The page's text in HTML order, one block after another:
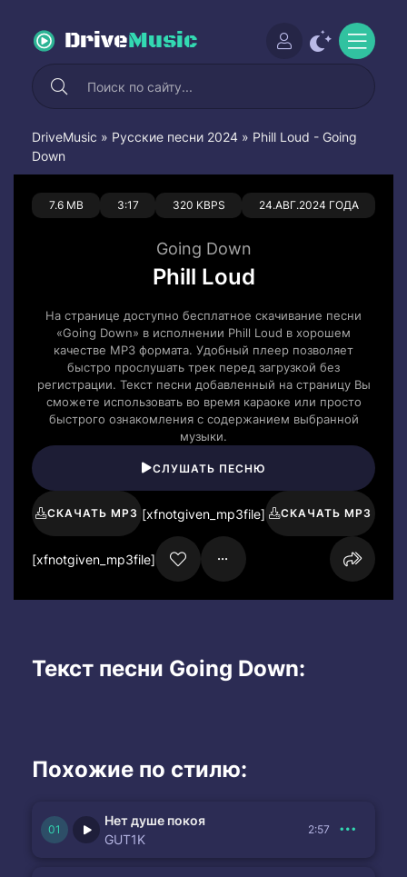
DriveMusic
DriveMusic » Русские песни 2024 » Phill Loud - Going
Down
7.6 MB 3:17 320 KBPS 24.АВГ.2024 ГОДА
0 0
Going Down
Phill Loud
На странице доступно бесплатное скачивание песни
«Going Down» в исполнении Phill Loud в хорошем
качестве MP3 формата. Удобный плеер позволяет
быстро прослушать трек перед загрузкой без
регистрации. Текст песни добавленный на страницу Вы
сможете использовать во время караоке или просто
быстрого ознакомления с содержанием выбранной
музыки.
СЛУШАТЬ ПЕСНЮ
СКАЧАТЬ MP3 [xfnotgiven_mp3file] СКАЧАТЬ MP3
[xfnotgiven_mp3file]
Текст песни Going Down:
Похожие по стилю:
Нет душе покоя
GUT1K
2:57